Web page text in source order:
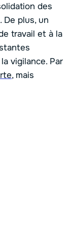
des
plus, un
travail et à la
vigilance. Par
, mais